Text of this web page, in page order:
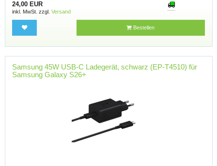
24,00 EUR
inkl. MwSt. zzgl. Versand
Bestellen
Samsung 45W USB-C Ladegerät, schwarz (EP-T4510) für
Samsung Galaxy S26+